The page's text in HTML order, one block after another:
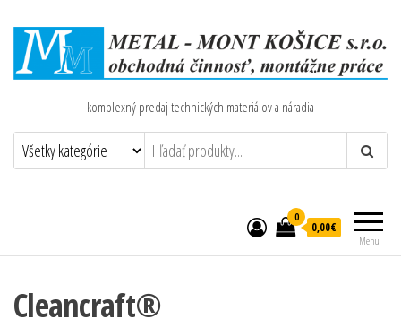
komplexný predaj technických materiálov a náradia
Menu
0
0,00€
Cleancraft®